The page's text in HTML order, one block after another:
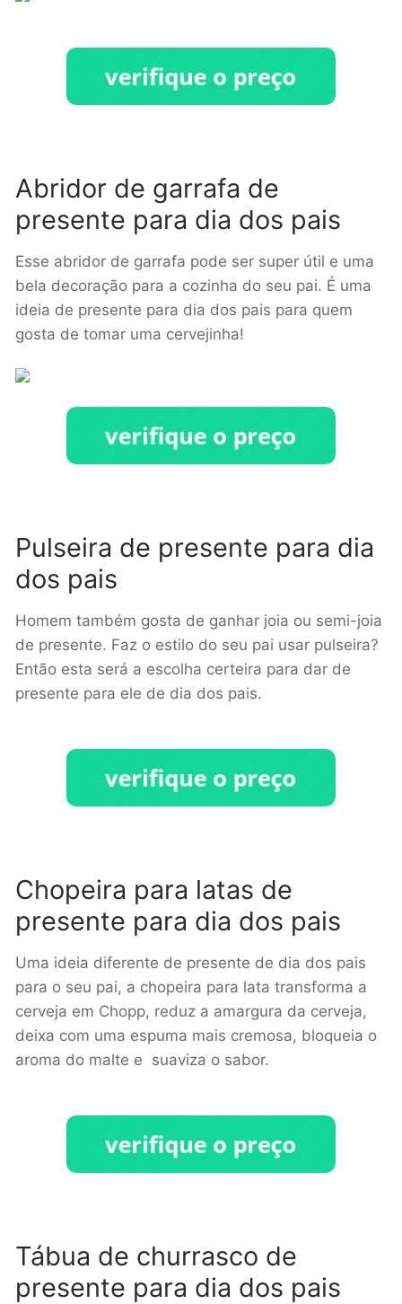
Abridor de garrafa de
presente para dia dos pais
Esse abridor de garrafa pode ser super útil e uma
bela decoração para a cozinha do seu pai. É uma
ideia de presente para dia dos pais para quem
gosta de tomar uma cervejinha!
Pulseira de presente para dia
dos pais
Homem também gosta de ganhar joia ou semi-joia
de presente. Faz o estilo do seu pai usar pulseira?
Então esta será a escolha certeira para dar de
presente para ele de dia dos pais.
Chopeira para latas de
presente para dia dos pais
Uma ideia diferente de presente de dia dos pais
para o seu pai, a chopeira para lata transforma a
cerveja em Chopp, reduz a amargura da cerveja,
deixa com uma espuma mais cremosa, bloqueia o
aroma do malte e suaviza o sabor.
Tábua de churrasco de
presente para dia dos pais